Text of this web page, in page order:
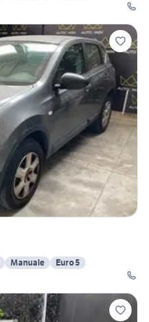
Manuale
Euro 5